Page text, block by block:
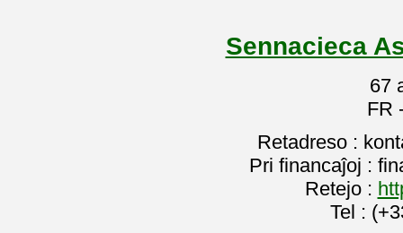
Sennacieca
67
FR
Retadreso :
Pri financaĵoj :
Retejo :
Tel :